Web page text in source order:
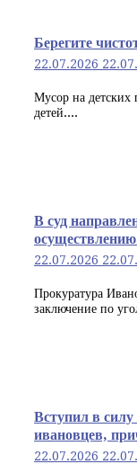
Берегите
22.07.2026
Мусор на
детей....
В суд
осуществлению
22.07.2026
Прокуратура
заключение по
Вступил в
ивановцев,
22.07.2026